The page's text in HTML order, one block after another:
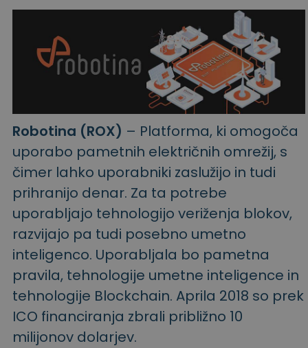
Robotina (ROX) – Platforma, ki omogoča
uporabo pametnih električnih omrežij, s
čimer lahko uporabniki zaslužijo in tudi
prihranijo denar. Za ta potrebe
uporabljajo tehnologijo veriženja blokov,
razvijajo pa tudi posebno umetno
inteligenco. Uporabljala bo pametna
pravila, tehnologije umetne inteligence in
tehnologije Blockchain. Aprila 2018 so prek
ICO financiranja zbrali približno 10
milijonov dolarjev.